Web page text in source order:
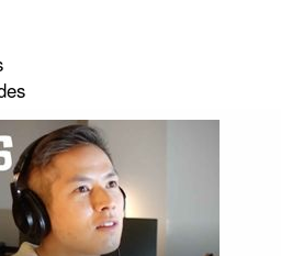
is the Executive Vice President
to BitPin, he served as Vice
of Software Engineering,
as a consultant, advising